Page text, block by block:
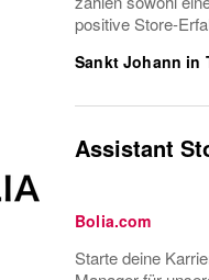
positive Store-
Sankt Johann in
Assistant
Bolia.com
Starte deine